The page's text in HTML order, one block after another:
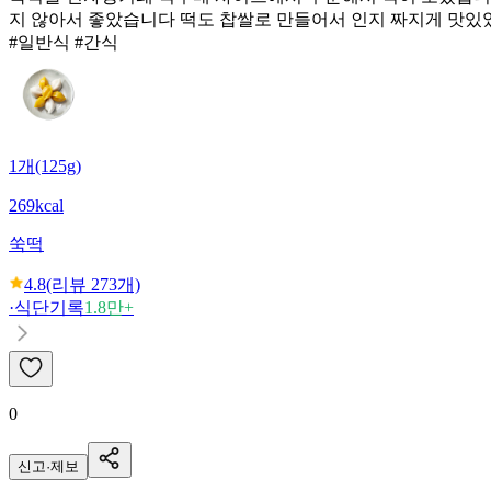
지 않아서 좋았습니다 떡도 찹쌀로 만들어서 인지 짜지게 맛있
#일반식 #간식
1개(125g)
269kcal
쑥떡
4.8(리뷰 273개)
·식단기록1.8만+
0
신고·제보